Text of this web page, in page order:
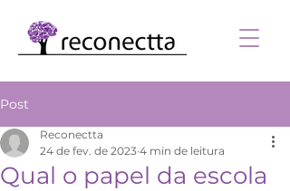
Post
Qual o papel da escola
Reconectta
24 de fev. de 2023 4 min de leitura